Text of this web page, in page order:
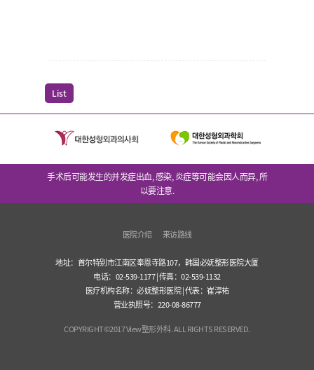
List
手术后可能发生的并发症出血, 感染, 炎症等可能会因人而异, 所
以要注意.
医院介绍 来访路线
地址：首尔特别市江南区奉恩寺路107，韩国必妩整形医院大厦
电话：02-539-1177 | 传真：02-539-1132
医疗机构名称：必妩整形医院 | 代表：崔淳祐
营业执照号：220-08-86777
COPYRIGHT©2017 View整形外科. ALL RIGHTS RESERVED.